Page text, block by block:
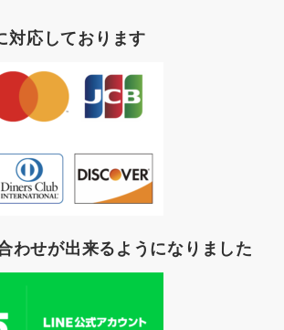
対応しております
わせが出来るようになりました